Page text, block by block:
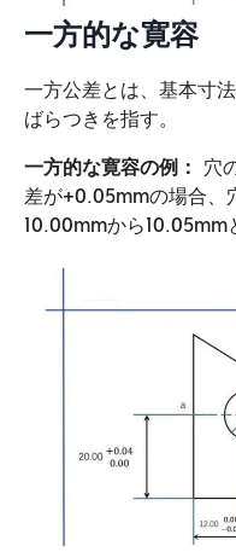
一方的な寛容
一方公差とは、基本寸
ばらつきを指す。
一方的な寛容の例：
穴
差が+0.05mmの場合、
10.00mmから10.05mm